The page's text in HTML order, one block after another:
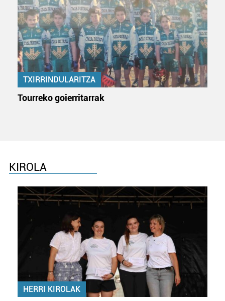
TXIRRINDULARITZA
Tourreko goierritarrak
KIROLA
HERRI KIROLAK